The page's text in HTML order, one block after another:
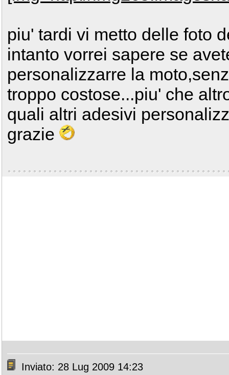
piu' tardi vi metto delle foto
intanto vorrei sapere se
personalizzarre la
troppo costose...piu' che
quali altri adesivi
grazie
Inviato: 28 Lug 2009 14:23